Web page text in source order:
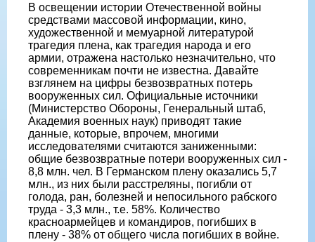
В освещении истории Отечественной войны
средствами массовой информации, кино,
художественной и мемуарной литературой
трагедия плена, как трагедия народа и его
армии, отражена настолько незначительно, что
современникам почти не известна. Давайте
взглянем на цифры безвозвратных потерь
вооруженных сил. Официальные источники
(Министерство Обороны, Генеральный штаб,
Академия военных наук) приводят такие
данные, которые, впрочем, многими
исследователями считаются заниженными:
общие безвозвратные потери вооруженных сил -
8,8 млн. чел. В Германском плену оказались 5,7
млн., из них были расстреляны, погибли от
голода, ран, болезней и непосильного рабского
труда - 3,3 млн., т.е. 58%. Количество
красноармейцев и командиров, погибших в
плену - 38% от общего числа погибших в войне.